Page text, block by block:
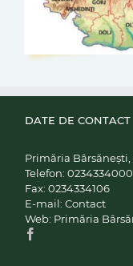
DATE DE CONTACT
Primăria
Telefon: 0234334000
Fax: 0234334106
E-mail: Contact
Web: Primăria